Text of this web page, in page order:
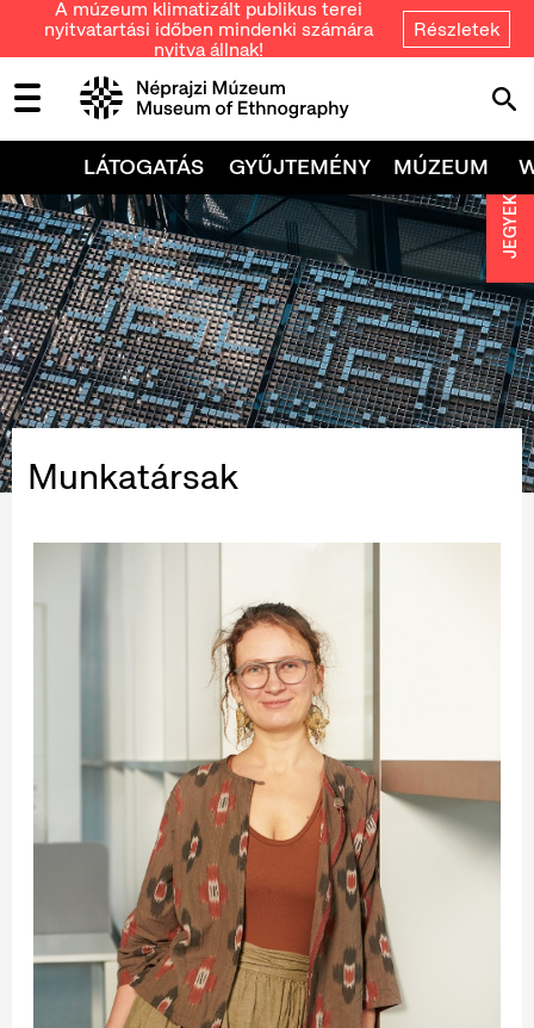
A múzeum klimatizált publikus terei
nyitvatartási időben mindenki számára
nyitva állnak!
Részletek
LÁTOGATÁS GYŰJTEMÉNY MÚZEUM
Munkatársak
JEGYEK